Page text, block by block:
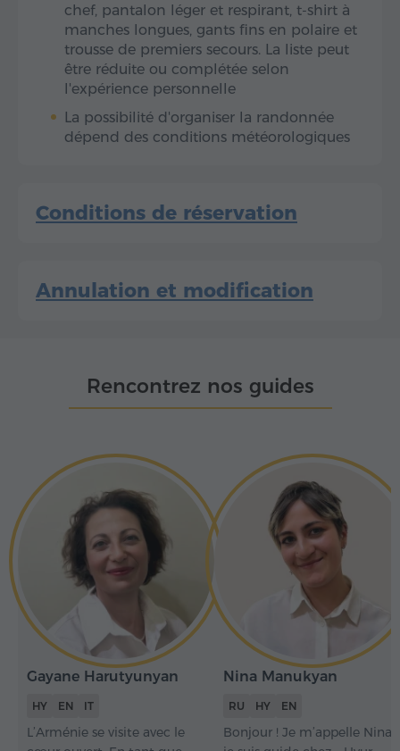
chef, pantalon léger et respirant, t-shirt à
manches longues, gants fins en polaire et
trousse de premiers secours. La liste peut
être réduite ou complétée selon
l'expérience personnelle
La possibilité d'organiser la randonnée
dépend des conditions météorologiques
Conditions de réservation
Annulation et modification
Rencontrez nos guides
Gayane Harutyunyan
HY EN IT
L’Arménie se visite avec le
Nina Manukyan
RU HY EN
Bonjour ! Je m’appelle Nina,